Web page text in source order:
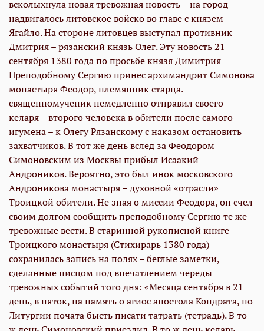
всколыхнула новая тревожная новость – на город
надвигалось литовское войско во главе с князем
Ягайло. На стороне литовцев выступал противник
Дмитрия – рязанский князь Олег. Эту новость 21
сентября 1380 года по просьбе князя Димитрия
Преподобному Сергию принес архимандрит Симонова
монастыря Феодор, племянник старца.
священномученик немедленно отправил своего
келаря – второго человека в обители после самого
игумена – к Олегу Рязанскому с наказом остановить
захватчиков. В тот же день вслед за Феодором
Симоновским из Москвы прибыл Исаакий
Андроников. Вероятно, это был инок московского
Андроникова монастыря – духовной «отрасли»
Троицкой обители. Не зная о миссии Феодора, он счел
своим долгом сообщить преподобному Сергию те же
тревожные вести. В старинной рукописной книге
Троицкого монастыря (Стихирарь 1380 года)
сохранилась запись на полях – беглые заметки,
сделанные писцом под впечатлением череды
тревожных событий того дня: «Месяца сентября в 21
день, в пяток, на память о агиос апостола Кондрата, по
Литургии почата бысть писати татрать (тетрадь). В то